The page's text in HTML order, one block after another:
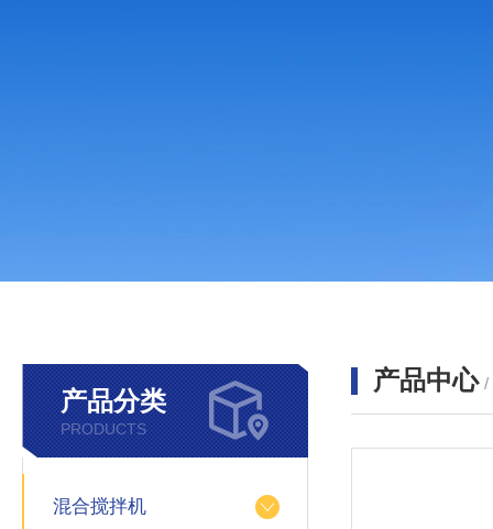
产品分类
PRODUCTS
混合搅拌机
产品中心 /